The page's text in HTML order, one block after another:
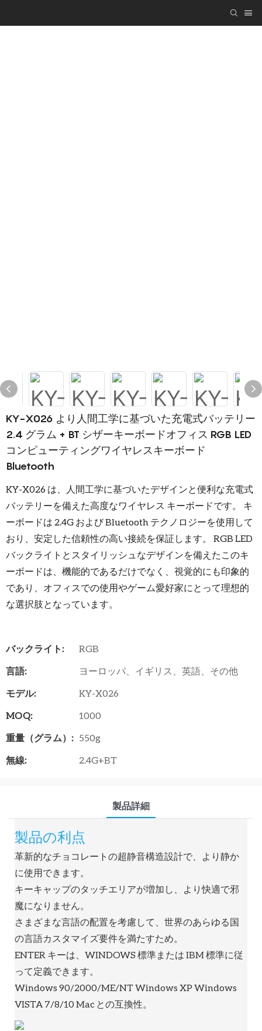
KY-X026 より人間工学に基づいた充電式バッテリー
2.4 グラム + BT シザーキーボードオフィス RGB LED
コンピューティングワイヤレスキーボード
Bluetooth
KY-X026 は、人間工学に基づいたデザインと便利な充電式
バッテリーを備えた高度なワイヤレス キーボードです。 キ
ーボードは 2.4G および Bluetooth テクノロジーを使用して
おり、安定した信頼性の高い接続を保証します。 RGB LED
バックライトとスタイリッシュなデザインを備えたこのキ
ーボードは、機能的であるだけでなく、視覚的にも印象的
であり、オフィスでの使用やゲーム愛好家にとって理想的
な選択肢となっています。
バックライト:
RGB
言語:
ヨーロッパ、イギリス、英語、その他
モデル:
KY-X026
MOQ:
1000
重量（グラム）: 550g
無線:
2.4G+BT
製品詳細
製品の利点
革新的なチョコレートの超静音構造設計で、より静か
に使用できます。
キーキャップのタッチエリアが増加し、より快適で邪
魔になりません。
さまざまな言語の配置を考慮して、世界のあらゆる国
の言語カスタマイズ要件を満たすため。
ENTER キーは、WINDOWS 標準または IBM 標準に従
って定義できます。
Windows 90/2000/ME/NT Windows XP Windows
VISTA 7/8/10 Mac との互換性。